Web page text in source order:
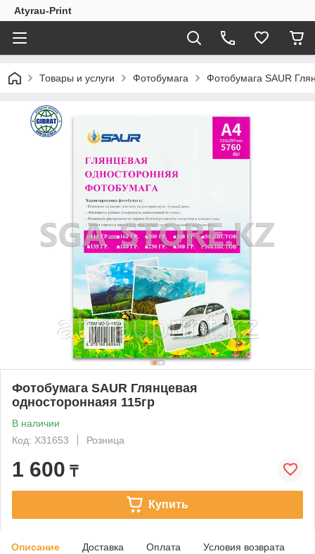
Atyrau-Print
Товары и услуги Фотобумага Фотобумага SAUR
Фотобумага SAUR Глянцевая
одностороннаяя 115гр
В наличии
Код: X31653
Розница
1 600 ₸
Купить
Описание Доставка Оплата Условия возврата